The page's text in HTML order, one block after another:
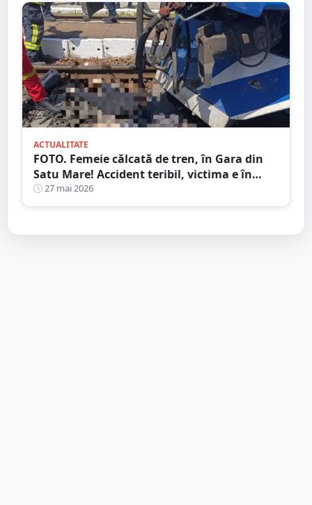
ACTUALITATE
FOTO. Femeie călcată de tren, în Gara din
Satu Mare! Accident teribil, victima e în
stare gravă
27 mai 2026